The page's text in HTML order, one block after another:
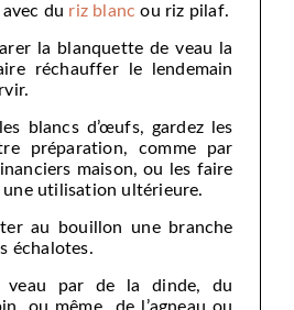
du riz blanc ou riz pilaf.
la blanquette de veau la
réchauffer le lendemain
blancs d’œufs, gardez les
préparation, comme par
maison, ou les faire
utilisation ultérieure.
au bouillon une branche
échalotes.
veau par de la dinde, du